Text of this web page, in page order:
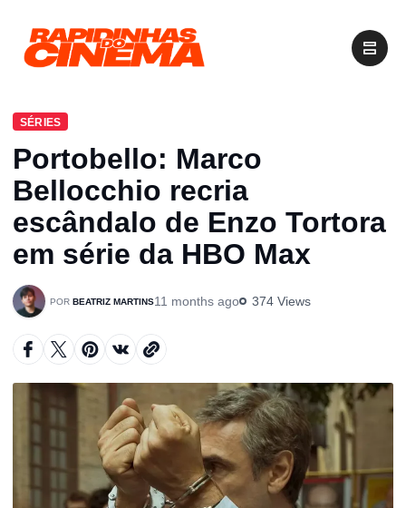
Portobello: Marco
Bellocchio recria
escândalo de Enzo Tortora
em série da HBO Max
BEATRIZ MARTINS
SÉRIES
11 months ago 374 Views